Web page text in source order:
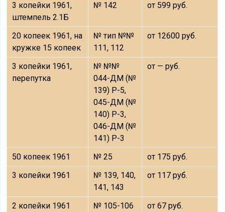
3 копейки 1961,
штемпель 2.1Б
№ 142 от 599 руб.
20 копеек 1961, на
кружке 15 копеек
№ тип №№
111, 112
от 12600 руб.
3 копейки 1961,
перепутка
№ №№
044-ДМ (№
139) Р-5,
045-ДМ (№
140) Р-3,
046-ДМ (№
141) Р-3
от — руб.
50 копеек 1961 № 25
от 175 руб.
3 копейки 1961
№ 139, 140,
141, 143
от 117 руб.
2 копейки 1961 № 105-106
от 67 руб.